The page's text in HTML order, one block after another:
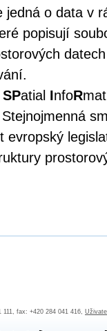
o data v
popisují
SPatial InfoR
evropský
fax: +420 284 041 416,